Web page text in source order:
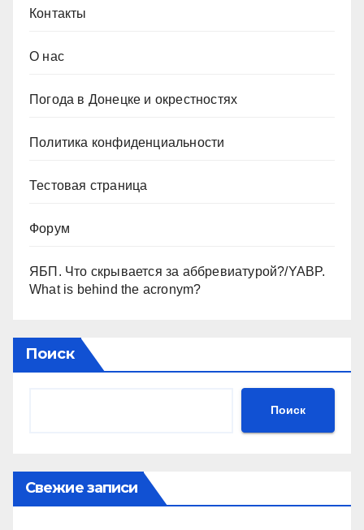
Контакты
О нас
Погода в Донецке и окрестностях
Политика конфиденциальности
Тестовая страница
Форум
ЯБП. Что скрывается за аббревиатурой?/YABP.
What is behind the acronym?
Поиск
Поиск
Свежие записи